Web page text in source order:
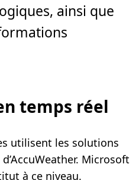
ainsi que
temps réel
utilisent les solutions
Microsoft
à ce niveau.